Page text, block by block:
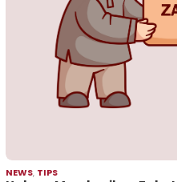
NEWS, TIPS